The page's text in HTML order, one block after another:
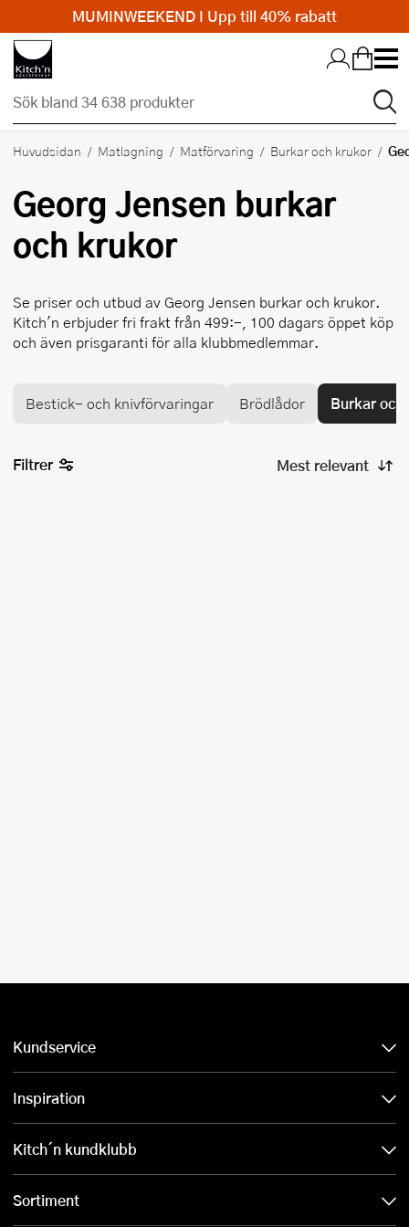
Hopp till huvudinnehållet
Huvudsidan Matlagning Matförvaring Burkar och krukor
Georg Jensen burkar
och krukor
Se priser och utbud avGeorg Jensen burkar och krukor.
Kitch'n erbjuder fri frakt från 499:-, 100 dagars öppet köp
och även prisgaranti för alla klubbmedlemmar.
Bestick- och knivförvaringar Brödlådor Burkar
Filtrer
Kundservice
Inspiration
Kitch´n kundklubb
Sortiment
MUMINWEEKEND I Upp till 40% rabatt